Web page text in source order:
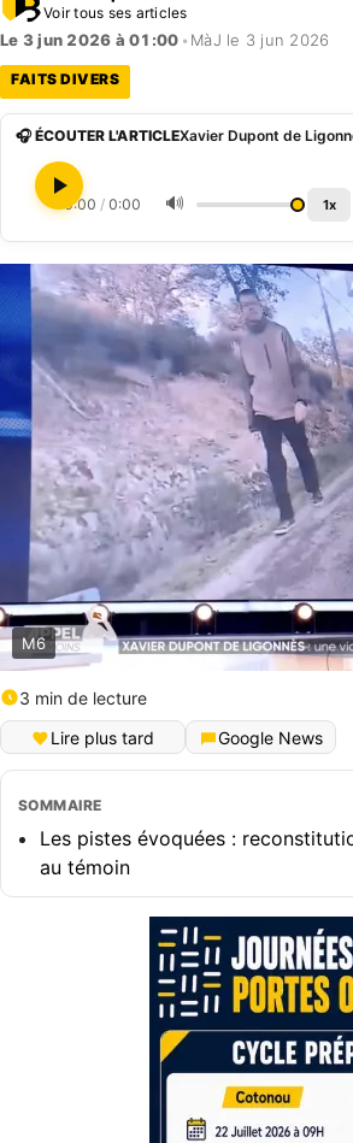
Voir tous ses articles
Le 3 jun 2026 à 01:00 • MàJ le 3 jun 2026
FAITS DIVERS
🎧 ÉCOUTER L'ARTICLE
0:00 / 0:00 🔊 1x
M6
3 min de lecture
Lire plus tard
Google News
SOMMAIRE
Les pistes évoquées :
au témoin